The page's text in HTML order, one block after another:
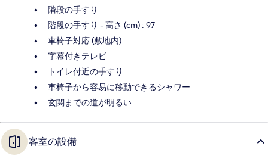
階段の手すり
階段の手すり - 高さ (cm) : 97
車椅子対応 (敷地内)
字幕付きテレビ
トイレ付近の手すり
車椅子から容易に移動できるシャワー
玄関までの道が明るい
客室の設備